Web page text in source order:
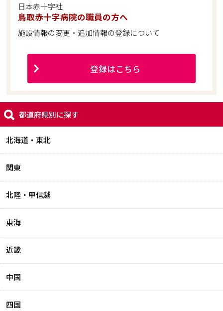
日本赤十字社
鳥取赤十字病院の職員の方へ
施設情報の変更・追加情報の登録について
登録はこちら
都道府県別に探す
北海道・東北
関東
北陸・甲信越
東海
近畿
中国
四国